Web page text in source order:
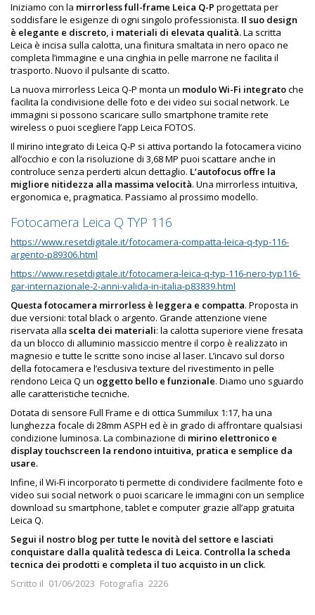
Iniziamo con la mirrorless full-frame Leica Q-P progettata per
soddisfare le esigenze di ogni singolo professionista. Il suo design
è elegante e discreto, i materiali di elevata qualità.La scritta
Leica è incisa sulla calotta, una finitura smaltata in nero opaco ne
completa l’immagine e una cinghia in pelle marrone ne facilita il
trasporto. Nuovo il pulsante di scatto.
La nuova mirrorless Leica Q-P monta un modulo Wi-Fi integratoche
facilita la condivisione delle foto e dei video sui social network. Le
immagini si possono scaricare sullo smartphone tramite rete
wireless o puoi scegliere l’app Leica FOTOS.
Il mirino integrato di Leica Q-P si attiva portando la fotocamera vicino
all’occhio e con la risoluzione di 3,68 MP puoi scattare anche in
controluce senza perderti alcun dettaglio. L’autofocus offre la
migliore nitidezza alla massima velocità. Una mirrorless intuitiva,
ergonomica e, pragmatica. Passiamo al prossimo modello.
Fotocamera Leica Q TYP 116
https://www.resetdigitale.it/fotocamera-compatta-leica-q-typ-116-
argento-p89306.html
https://www.resetdigitale.it/fotocamera-leica-q-typ-116-nero-typ116-
gar-internazionale-2-anni-valida-in-italia-p83839.html
Questa fotocamera mirrorless è leggera e compatta. Proposta in
due versioni: total black o argento. Grande attenzione viene
riservata alla scelta dei materiali: la calotta superiore viene fresata
da un blocco di alluminio massiccio mentre il corpo è realizzato in
magnesio e tutte le scritte sono incise al laser. L’incavo sul dorso
della fotocamera e l’esclusiva texture del rivestimento in pelle
rendono Leica Q un oggetto bello e funzionale. Diamo uno sguardo
alle caratteristiche tecniche.
Dotata di sensore Full Frame e di ottica Summilux 1:17, ha una
lunghezza focale di 28mm ASPH ed è in grado di affrontare qualsiasi
condizione luminosa. La combinazione di mirino elettronico e
display touchscreen la rendono intuitiva, pratica e semplice da
usare.
Infine, il Wi-Fi incorporato ti permette di condividere facilmente foto e
video sui social network o puoi scaricare le immagini con un semplice
download su smartphone, tablet e computer grazie all’app gratuita
Leica Q.
Segui il nostro blog per tutte le novità del settore e lasciati
conquistare dalla qualità tedesca di Leica. Controlla la scheda
tecnica dei prodotti e completa il tuo acquisto in un click.
Scritto il 01/06/2023 Fotografia 2226